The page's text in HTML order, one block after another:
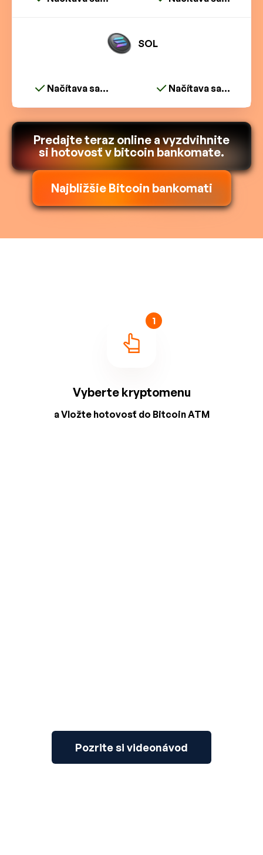
SOL
Načítava sa... Načítava sa...
Predajte teraz online a vyzdvihnite
si hotovosť v bitcoin bankomate.
Najbližšie Bitcoin bankomati
1
Vyberte kryptomenu
a Vložte hotovosť do Bitcoin ATM
Pozrite si videonávod